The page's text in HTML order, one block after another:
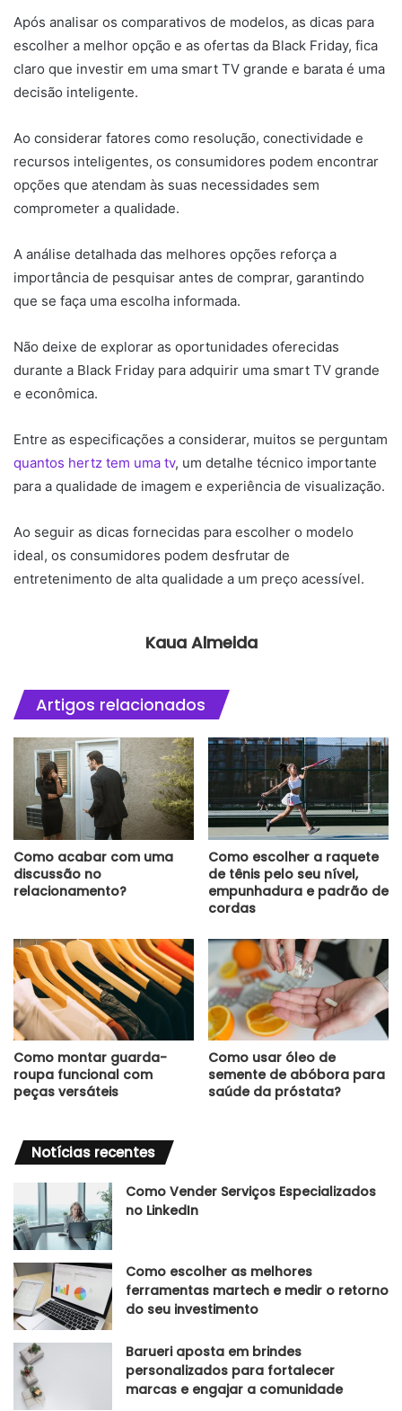
Após analisar os comparativos de modelos, as dicas para
escolher a melhor opção e as ofertas da Black Friday, fica
claro que investir em uma smart TV grande e barata é uma
decisão inteligente.
Ao considerar fatores como resolução, conectividade e
recursos inteligentes, os consumidores podem encontrar
opções que atendam às suas necessidades sem
comprometer a qualidade.
A análise detalhada das melhores opções reforça a
importância de pesquisar antes de comprar, garantindo
que se faça uma escolha informada.
Não deixe de explorar as oportunidades oferecidas
durante a Black Friday para adquirir uma smart TV grande
e econômica.
Entre as especificações a considerar, muitos se perguntam
quantos hertz tem uma tv, um detalhe técnico importante
para a qualidade de imagem e experiência de visualização.
Ao seguir as dicas fornecidas para escolher o modelo
ideal, os consumidores podem desfrutar de
entretenimento de alta qualidade a um preço acessível.
Kaua Almeida
Artigos relacionados
Como acabar com uma
discussão no
relacionamento?
Como escolher a raquete
de tênis pelo seu nível,
empunhadura e padrão de
cordas
Como montar guarda-
roupa funcional com
peças versáteis
Como usar óleo de
semente de abóbora para
saúde da próstata?
Notícias recentes
Como Vender Serviços Especializados
no LinkedIn
Como escolher as melhores
ferramentas martech e medir o retorno
do seu investimento
Barueri aposta em brindes
personalizados para fortalecer
marcas e engajar a comunidade